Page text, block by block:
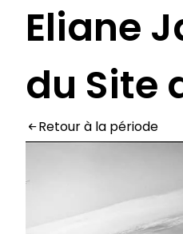
Eliane
du Site
Retour à la période